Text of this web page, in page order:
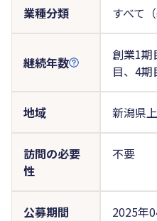
業種分類 すべて
継続年数
創業1期
目、4期
地域 新潟県
訪問の必要
性
不要
公募期間 2025年